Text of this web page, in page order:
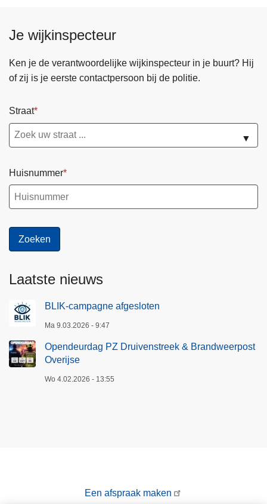
Je wijkinspecteur
Ken je de verantwoordelijke wijkinspecteur in je buurt? Hij
of zij is je eerste contactpersoon bij de politie.
Straat
▼
Huisnummer
Laatste nieuws
BLIK-campagne afgesloten
Ma 9.03.2026 - 9:47
Opendeurdag PZ Druivenstreek & Brandweerpost
Overijse
Wo 4.02.2026 - 13:55
Een afspraak maken